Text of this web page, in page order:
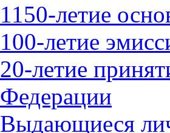
1150-летие
100-летие
20-летие
Федерации
Выдающиеся